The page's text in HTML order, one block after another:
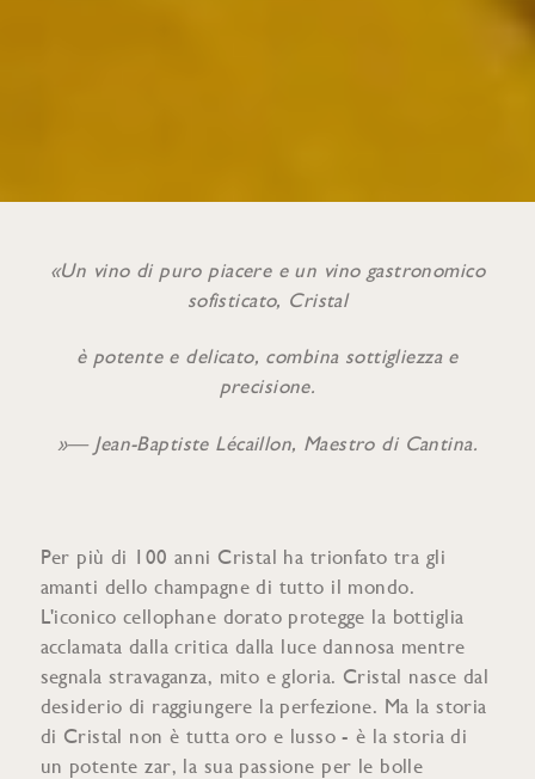
«Un vino di puro piacere e un vino gastronomico
sofisticato, Cristal
è potente e delicato, combina sottigliezza e
precisione.
»— Jean-Baptiste Lécaillon, Maestro di Cantina.
Per più di 100 anni Cristal ha trionfato tra gli
amanti dello champagne di tutto il mondo.
L'iconico cellophane dorato protegge la bottiglia
acclamata dalla critica dalla luce dannosa mentre
segnala stravaganza, mito e gloria. Cristal nasce dal
desiderio di raggiungere la perfezione. Ma la storia
di Cristal non è tutta oro e lusso - è la storia di
un potente zar, la sua passione per le bolle